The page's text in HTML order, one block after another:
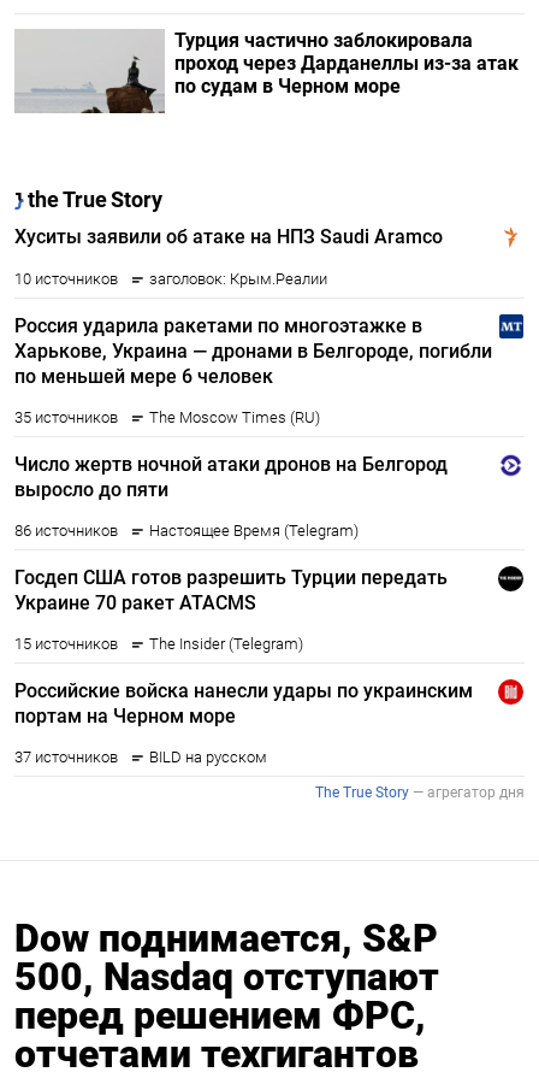
Турция частично заблокировала
проход через Дарданеллы из-за атак
по судам в Черном море
Dow поднимается, S&P
500, Nasdaq отступают
перед решением ФРС,
отчетами техгигантов